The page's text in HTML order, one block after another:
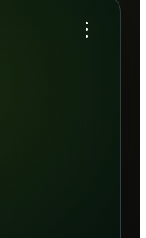
...